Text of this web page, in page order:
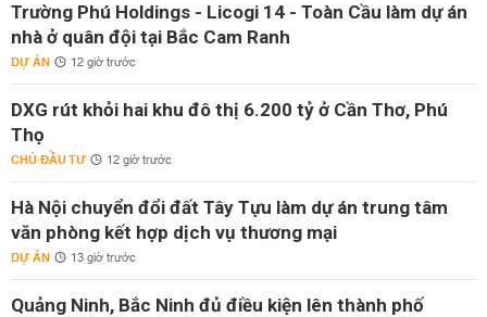
Trường Phú Holdings - Licogi 14 - Toàn Cầu làm dự án
nhà ở quân đội tại Bắc Cam Ranh
DỰ ÁN 12 giờ trước
DXG rút khỏi hai khu đô thị 6.200 tỷ ở Cần Thơ, Phú
Thọ
CHỦ ĐẦU TƯ 12 giờ trước
Hà Nội chuyển đổi đất Tây Tựu làm dự án trung tâm
văn phòng kết hợp dịch vụ thương mại
DỰ ÁN 13 giờ trước
Quảng Ninh, Bắc Ninh đủ điều kiện lên thành phố